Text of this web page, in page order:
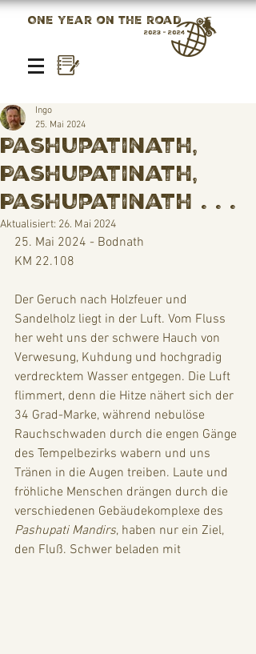
One year on the road
2023 - 2024
Pashupatinath,
Pashupatinath,
Pashupatinath . . .
Ingo
25. Mai 2024
Aktualisiert: 26. Mai 2024
25. Mai 2024 - Bodnath
KM 22.108
Der Geruch nach Holzfeuer und
Sandelholz liegt in der Luft. Vom Fluss
her weht uns der schwere Hauch von
Verwesung, Kuhdung und hochgradig
verdrecktem Wasser entgegen. Die Luft
flimmert, denn die Hitze nähert sich der
34 Grad-Marke, während nebulöse
Rauchschwaden durch die engen Gänge
des Tempelbezirks wabern und uns
Tränen in die Augen treiben. Laute und
fröhliche Menschen drängen durch die
verschiedenen Gebäudekomplexe des
Pashupati Mandirs, haben nur ein Ziel,
den Fluß. Schwer beladen mit